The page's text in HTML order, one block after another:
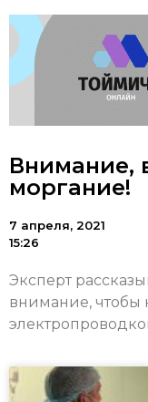
Внимание,
моргание!
7 апреля, 2021
15:26
Эксперт
внимание, чтобы